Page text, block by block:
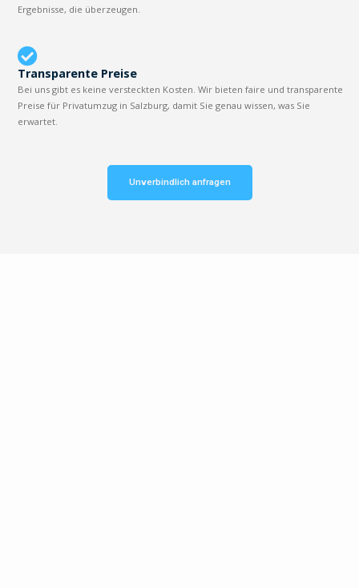
Ergebnisse, die überzeugen.
Transparente Preise
Bei uns gibt es keine versteckten Kosten. Wir bieten faire und transparente
Preise für Privatumzug in Salzburg, damit Sie genau wissen, was Sie
erwartet.
Unverbindlich anfragen